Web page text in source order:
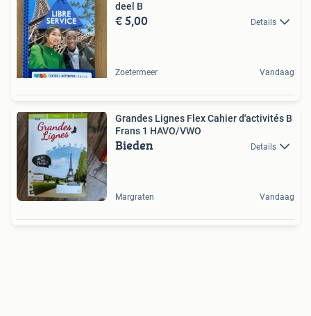
deel B
€ 5,00 Details
Zoetermeer Vandaag
Grandes Lignes Flex Cahier d'activités B
Frans 1 HAVO/VWO
Bieden Details
Margraten Vandaag